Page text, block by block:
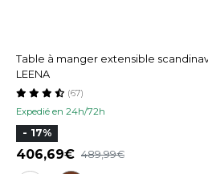
Table à manger extensible
LEENA
Expedié en 24h/72h
(67)
- 17%
406,69 489,99